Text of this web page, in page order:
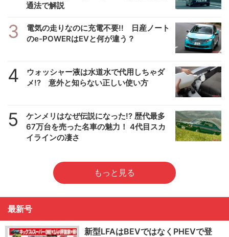
通法で解説
3
電気の走りなのに充電不要!! 日産ノート
のe-POWERはEVと何が違う？
4
ウォッシャー液は水道水で代用しちゃダ
メ!? 意外と知らない正しい使い方
5
ケンメリはなぜ伝説になった!? 歴代最多
67万台を売った名車の魅力！ 4代目スカ
イラインの凄さ
もっと見る
最新号
新型LFAはBEVではなくPHEVで登